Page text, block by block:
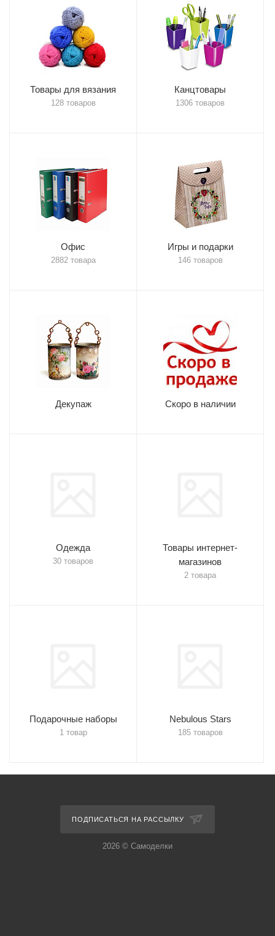
Товары для вязания
128 товаров
Канцтовары
1306 товаров
Офис
2882 товара
Игры и подарки
146 товаров
Декупаж Скоро в наличии
Одежда
30 товаров
Товары интернет-
магазинов
2 товара
Подарочные наборы
1 товар
Nebulous Stars
185 товаров
ПОДПИСАТЬСЯ НА РАССЫЛКУ
2026 © Самоделки